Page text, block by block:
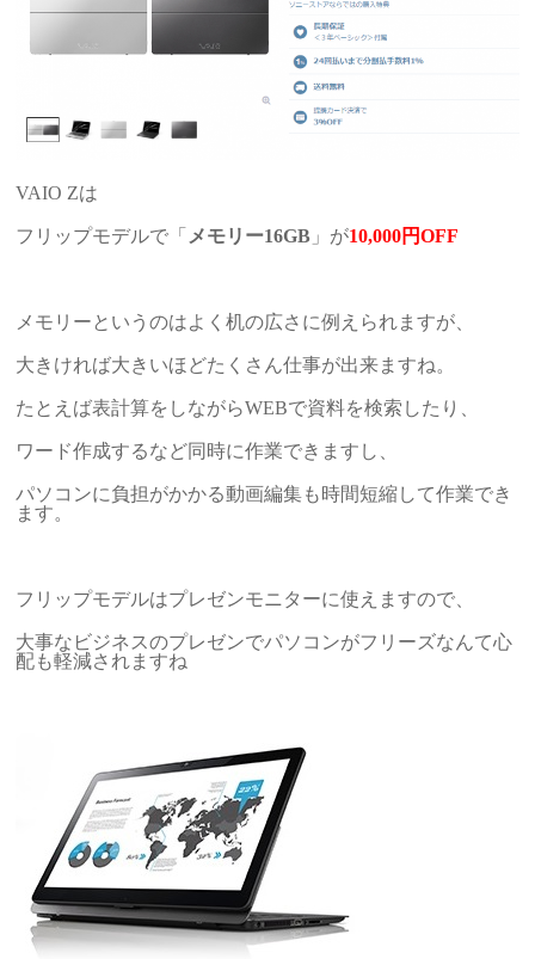
VAIO Zは
フリップモデルで「 メモリー16GB 」が10,000円OFF
メモリーというのはよく机の広さに例えられますが、
大きければ大きいほどたくさん仕事が出来ますね。
たとえば表計算をしながらWEBで資料を検索したり、
ワード作成するなど同時に作業できますし、
パソコンに負担がかかる動画編集も時間短縮して作業でき
ます。
フリップモデルはプレゼンモニターに使えますので、
大事なビジネスのプレゼンでパソコンがフリーズなんて心
配も軽減されますね